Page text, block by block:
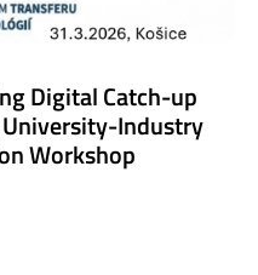
Digital Catch-up
Industry
Workshop